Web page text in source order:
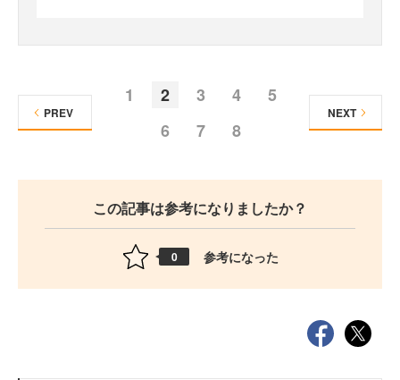
1 2 3 4
5
6
7 8
PREV NEXT
この記事は参考になりましたか？
0 参考になった